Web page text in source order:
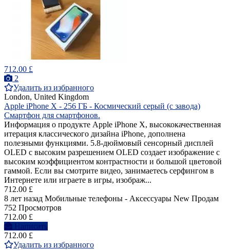
712.00 £
2
Удалить из избранного
London, United Kingdom
Apple iPhone X - 256 ГБ - Космический серый (с завода)
Смартфон для смартфонов.
Информация о продукте Apple iPhone X, высококачественная
итерация классического дизайна iPhone, дополнена
полезными функциями. 5.8-дюймовый сенсорный дисплей
OLED с высоким разрешением OLED создает изображение с
высоким коэффициентом контрастности и большой цветовой
гаммой. Если вы смотрите видео, занимаетесь серфингом в
Интернете или играете в игры, изображ...
712.00 £
8 лет назад Мобильные телефоны - Аксессуары New Продам
752 Просмотров
712.00 £
Написать
712.00 £
Удалить из избранного